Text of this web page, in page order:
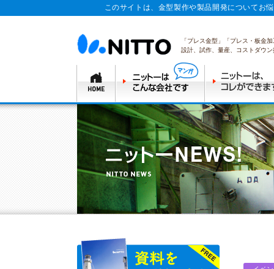
このサイトは、金型製作や製品開発についてお
「プレス金型」「プレス・板金
設計、試作、量産、コストダウ